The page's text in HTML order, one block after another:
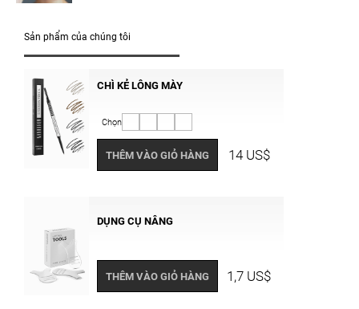
Sản phẩm của chúng tôi
CHÌ KẺ LÔNG MÀY
Chọn
THÊM VÀO GIỎ HÀNG 14 US$
DỤNG CỤ NÂNG
THÊM VÀO GIỎ HÀNG 1,7 US$